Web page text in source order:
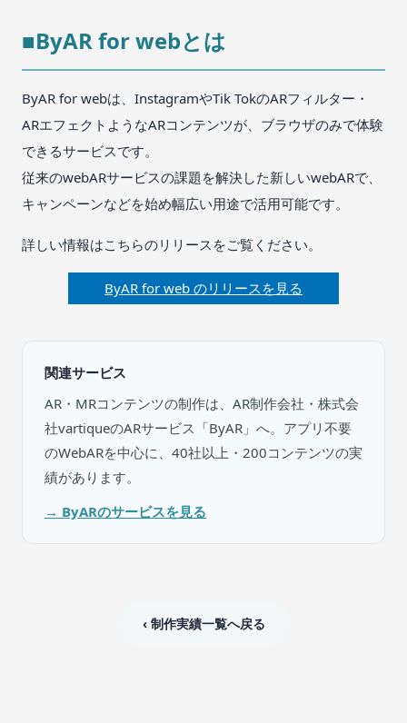
■ByAR for webとは
ByAR for webは、InstagramやTik TokのARフィルター・
ARエフェクトようなARコンテンツが、ブラウザのみで体験
できるサービスです。
従来のwebARサービスの課題を解決した新しいwebARで、
キャンペーンなどを始め幅広い用途で活用可能です。
詳しい情報はこちらのリリースをご覧ください。
ByAR for web のリリースを見る
関連サービス
AR・MRコンテンツの制作は、AR制作会社・株式会
社vartiqueのARサービス「ByAR」へ。アプリ不要
のWebARを中心に、40社以上・200コンテンツの実
績があります。
→ ByARのサービスを見る
‹ 制作実績一覧へ戻る